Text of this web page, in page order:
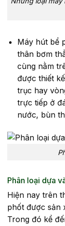
Máy hút bể
thân bơm
cùng nằm
được thiết
trục hay
trực tiếp ở
nước, bùn
Phân loại dựa
Hiện nay trên
phốt được sản
Trong đó kể